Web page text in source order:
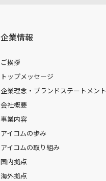
企業情報
ご挨拶
トップメッセージ
企業理念・ブランドステートメント
会社概要
事業内容
アイコムの歩み
アイコムの取り組み
国内拠点
海外拠点